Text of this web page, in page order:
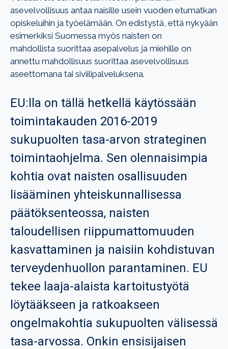
asevelvollisuus antaa naisille usein vuoden etumatkan
opiskeluihin ja työelämään. On edistystä, että nykyään
esimerkiksi Suomessa myös naisten on
mahdollista suorittaa asepalvelus ja miehille on
annettu mahdollisuus suorittaa asevelvollisuus
aseettomana tai siviilipalveluksena.
EU:lla on tällä hetkellä käytössään
toimintakauden 2016-2019
sukupuolten tasa-arvon strateginen
toimintaohjelma. Sen olennaisimpia
kohtia ovat naisten osallisuuden
lisääminen yhteiskunnallisessa
päätöksenteossa, naisten
taloudellisen riippumattomuuden
kasvattaminen ja naisiin kohdistuvan
terveydenhuollon parantaminen. EU
tekee laaja-alaista kartoitustyötä
löytääkseen ja ratkoakseen
ongelmakohtia sukupuolten välisessä
tasa-arvossa. Onkin ensisijaisen